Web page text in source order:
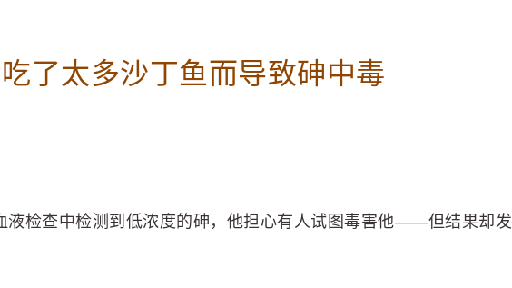
了太多沙丁鱼而导致砷中毒
液检查中检测到低浓度的砷，他担心有人试图毒害他——但结果却发